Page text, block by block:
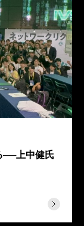
──上中健氏